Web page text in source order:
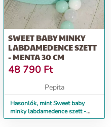
SWEET BABY MINKY
LABDAMEDENCE SZETT
- MENTA 30 CM
48 790 Ft
Pepita
Hasonlók, mint Sweet baby
minky labdamedence szett -
menta 30 cm